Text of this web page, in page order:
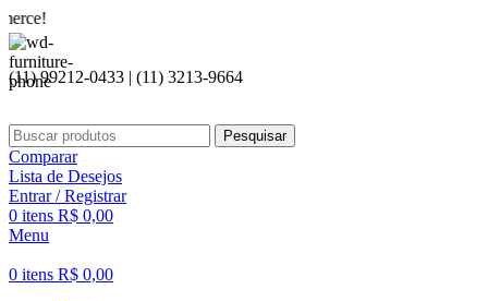
(11) 99212-0433 | (11) 3213-9664
Pesquisar
Comparar
Lista de Desejos
Entrar / Registrar
0 itens R$ 0,00
Menu
0 itens R$ 0,00